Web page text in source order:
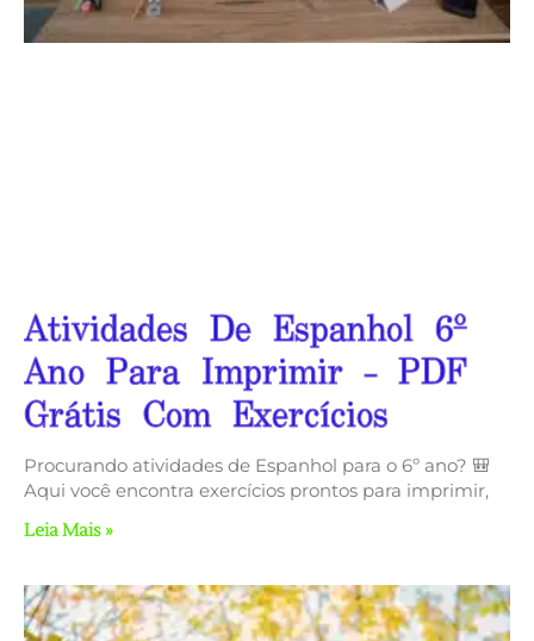
Atividades De Espanhol 6º
Ano Para Imprimir – PDF
Grátis Com Exercícios
Procurando atividades de Espanhol para o 6º ano? 🎒
Aqui você encontra exercícios prontos para imprimir,
Leia Mais »